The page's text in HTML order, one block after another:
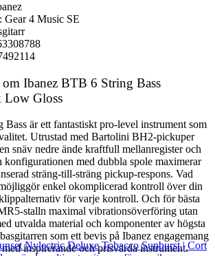
Gear 4 Music SE
Ibanez BTB 6 String Bass
Low Gloss
är ett fantastiskt pro-level instrument som
Utrustad med Bartolini BH2-pickuper
snäv nedre ände kraftfull mellanregister och
konfigurationen med dubbla spole maximerar
sträng-till-sträng pickup-respons. Vad
enkel okomplicerad kontroll över din
för varje kontroll. Och för bästa
stalln maximal vibrationsöverföring utan
utvalda material och komponenter av högsta
som ett bevis på Ibanez engagemang
inspirerande och prisvärda instrument.